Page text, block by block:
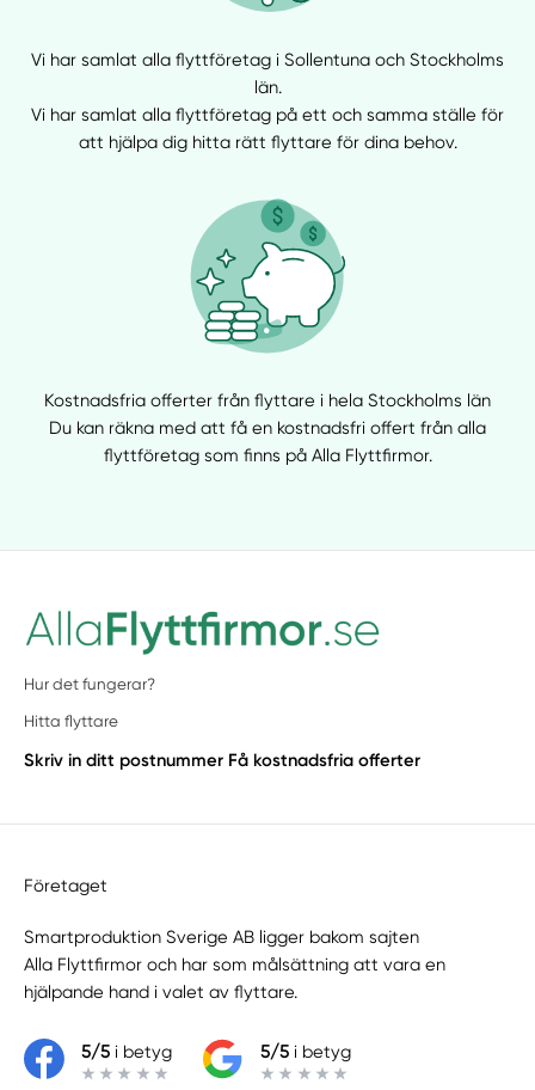
Vi har samlat alla flyttföretag i Sollentuna och Stockholms
län.
Vi har samlat alla flyttföretag på ett och samma ställe för
att hjälpa dig hitta rätt flyttare för dina behov.
Kostnadsfria offerter från flyttare i hela Stockholms län
Du kan räkna med att få en kostnadsfri offert från alla
flyttföretag som finns på Alla Flyttfirmor.
Hur det fungerar?
Hitta flyttare
Skriv in ditt postnummer Få kostnadsfria offerter
Företaget
Smartproduktion Sverige AB ligger bakom sajten
Alla Flyttfirmor och har som målsättning att vara en
hjälpande hand i valet av flyttare.
5/5i betyg 5/5i betyg